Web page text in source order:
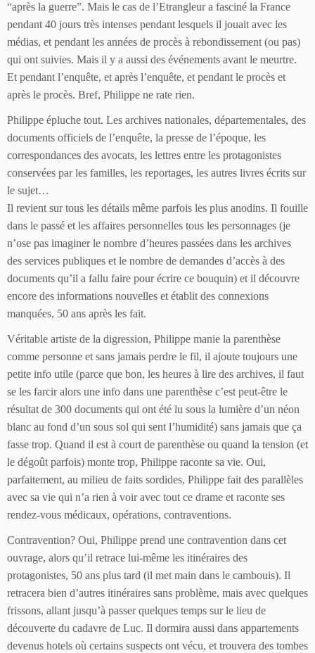
“après la guerre”. Mais le cas de l’Etrangleur a fasciné la France
pendant 40 jours très intenses pendant lesquels il jouait avec les
médias, et pendant les années de procès à rebondissement (ou pas)
qui ont suivies. Mais il y a aussi des événements avant le meurtre.
Et pendant l’enquête, et après l’enquête, et pendant le procès et
après le procès. Bref, Philippe ne rate rien.
Philippe épluche tout. Les archives nationales, départementales, des
documents officiels de l’enquête, la presse de l’époque, les
correspondances des avocats, les lettres entre les protagonistes
conservées par les familles, les reportages, les autres livres écrits sur
le sujet…
Il revient sur tous les détails même parfois les plus anodins. Il fouille
dans le passé et les affaires personnelles tous les personnages (je
n’ose pas imaginer le nombre d’heures passées dans les archives
des services publiques et le nombre de demandes d’accès à des
documents qu’il a fallu faire pour écrire ce bouquin) et il découvre
encore des informations nouvelles et établit des connexions
manquées, 50 ans après les fait.
Véritable artiste de la digression, Philippe manie la parenthèse
comme personne et sans jamais perdre le fil, il ajoute toujours une
petite info utile (parce que bon, les heures à lire des archives, il faut
se les farcir alors une info dans une parenthèse c’est peut-être le
résultat de 300 documents qui ont été lu sous la lumière d’un néon
blanc au fond d’un sous sol qui sent l’humidité) sans jamais que ça
fasse trop. Quand il est à court de parenthèse ou quand la tension (et
le dégoût parfois) monte trop, Philippe raconte sa vie. Oui,
parfaitement, au milieu de faits sordides, Philippe fait des parallèles
avec sa vie qui n’a rien à voir avec tout ce drame et raconte ses
rendez-vous médicaux, opérations, contraventions.
Contravention? Oui, Philippe prend une contravention dans cet
ouvrage, alors qu’il retrace lui-même les itinéraires des
protagonistes, 50 ans plus tard (il met main dans le cambouis). Il
retracera bien d’autres itinéraires sans problème, mais avec quelques
frissons, allant jusqu’à passer quelques temps sur le lieu de
découverte du cadavre de Luc. Il dormira aussi dans appartements
devenus hotels où certains suspects ont vécu, et trouvera des tombes